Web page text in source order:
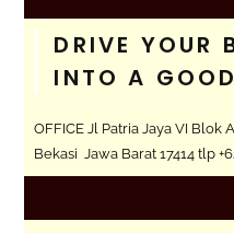
DRIVE YOUR
INTO A
OFFICE Jl Patria Jaya VI Blok
Bekasi Jawa Barat 17414 tlp